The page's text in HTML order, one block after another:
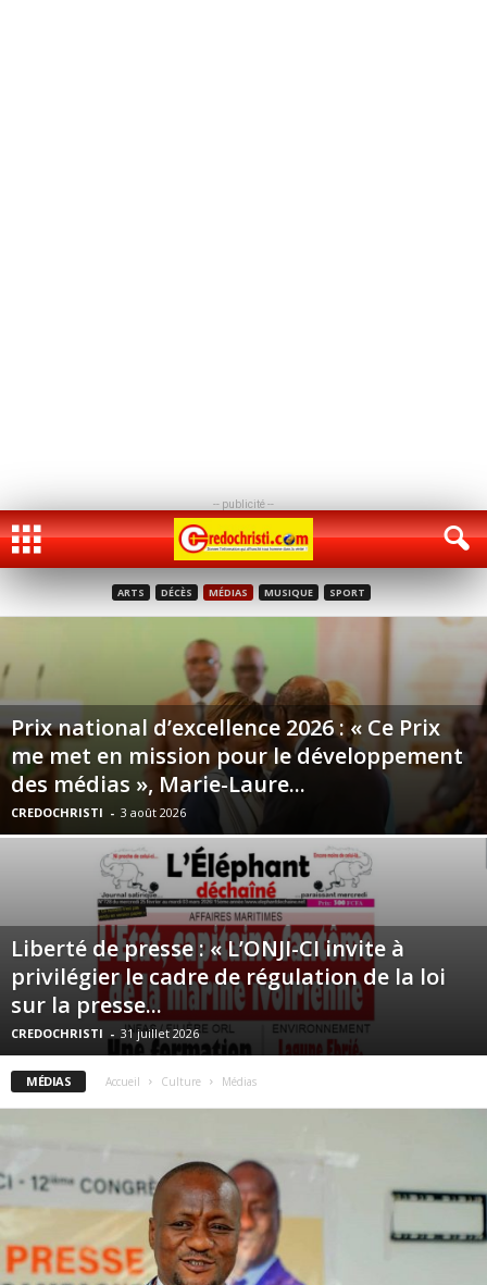
-- publicité --
ARTS DÉCÈS MÉDIAS MUSIQUE SPORT
Prix national d’excellence 2026 : « Ce Prix
me met en mission pour le développement
des médias », Marie-Laure...
CREDOCHRISTI - 3 août 2026
Liberté de presse : « L’ONJI-CI invite à
privilégier le cadre de régulation de la loi
sur la presse...
CREDOCHRISTI - 31 juillet 2026
MÉDIAS Accueil Culture Médias